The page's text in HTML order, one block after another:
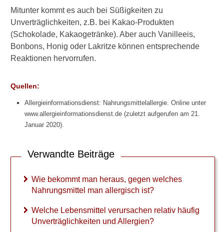
Mitunter kommt es auch bei Süßigkeiten zu
Unverträglichkeiten, z.B. bei Kakao-Produkten
(Schokolade, Kakaogetränke). Aber auch Vanilleeis,
Bonbons, Honig oder Lakritze können entsprechende
Reaktionen hervorrufen.
Quellen:
Allergieinformationsdienst: Nahrungsmittelallergie. Online unter
www.allergieinformationsdienst.de (zuletzt aufgerufen am 21.
Januar 2020).
Verwandte Beiträge
Wie bekommt man heraus, gegen welches
Nahrungsmittel man allergisch ist?
Welche Lebensmittel verursachen relativ häufig
Unverträglichkeiten und Allergien?
Insektengiftallergie
Allergie gegen Katzen- und
Hundehaare
Allergie gegen Antibiotika
Schimmelpilz-Allergie
Symptome